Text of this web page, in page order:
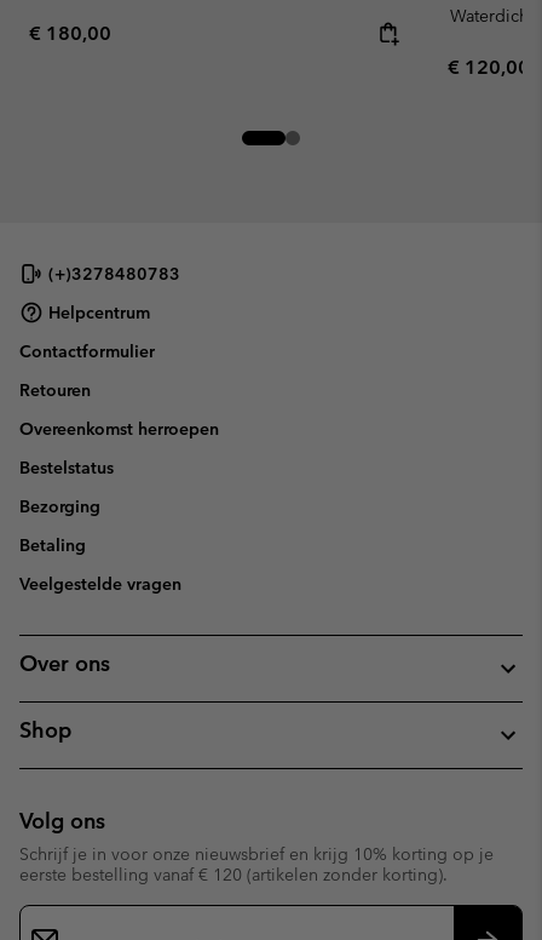
Regular price:
€ 180,00
Waterdicht
Regular
€ 120,00
(+)3278480783
Helpcentrum
Contactformulier
Retouren
Overeenkomst herroepen
Bestelstatus
Bezorging
Betaling
Veelgestelde vragen
Over ons
Shop
Volg ons
Schrijf je in voor onze nieuwsbrief en krijg 10% korting op je
eerste bestelling vanaf € 120 (artikelen zonder korting).
Aanmelden